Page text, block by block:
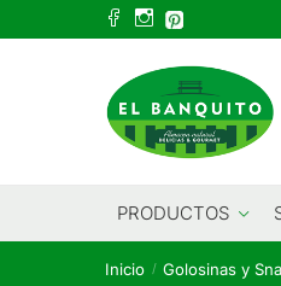
to
to
PRODUCTOS
Inicio / Golosinas y